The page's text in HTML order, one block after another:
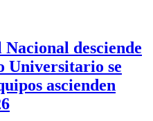
desciende
Universitario se
ascienden